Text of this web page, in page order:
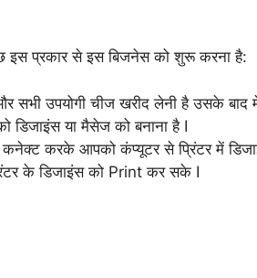
प्रकार से इस बिजनेस को शुरू करना है:
सभी उपयोगी चीज खरीद लेनी है उसके
या मैसेज को बनाना है I
कनेक्ट करके आपको कंप्यूटर से प्रिंटर में
के डिजाइंस को Print कर सके I